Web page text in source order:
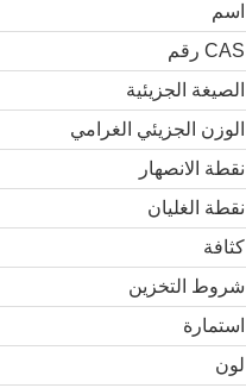
اسم
CAS رقم
الصيغة الجزيئية
الوزن الجزيئي الغرامي
نقطة الانصهار
نقطة الغليان
كثافة
شروط التخزين
استمارة
لون